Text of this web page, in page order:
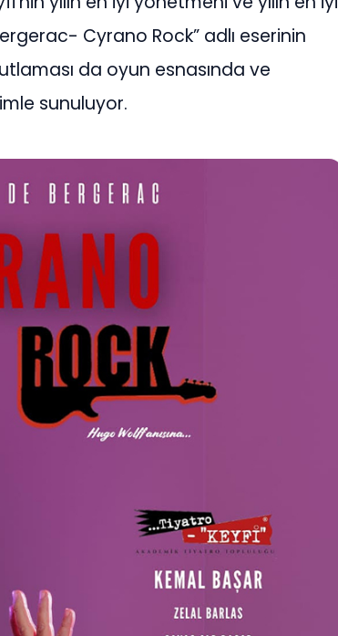
Cyrano Rock” adlı eserinin
da oyun esnasında ve
sunuluyor.